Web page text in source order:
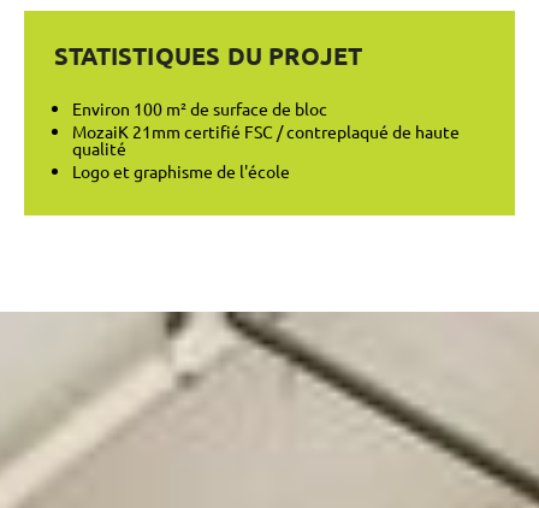
STATISTIQUES DU PROJET
Environ 100 m² de surface de bloc
MozaiK 21mm certifié FSC / contreplaqué de haute
qualité
Logo et graphisme de l'école